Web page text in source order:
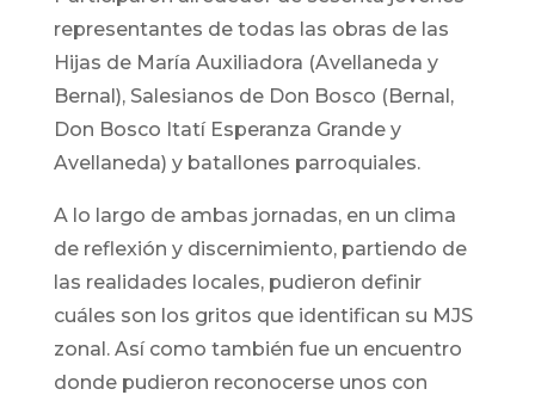
representantes de todas las obras de las
Hijas de María Auxiliadora (Avellaneda y
Bernal), Salesianos de Don Bosco (Bernal,
Don Bosco Itatí Esperanza Grande y
Avellaneda) y batallones parroquiales.
A lo largo de ambas jornadas, en un clima
de reflexión y discernimiento, partiendo de
las realidades locales, pudieron definir
cuáles son los gritos que identifican su MJS
zonal. Así como también fue un encuentro
donde pudieron reconocerse unos con